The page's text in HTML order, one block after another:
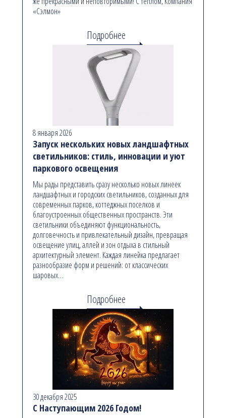
«Сэлмон»
Подробнее
8 января 2026
Запуск нескольких новых ландшафтных
светильников: стиль, инновации и уют
паркового освещения
Мы рады представить сразу несколько новых линеек
ландшафтных и городских светильников, созданных для
современных парков, коттеджных поселков и
благоустроенных общественных пространств. Эти
светильники объединяют функциональность,
долговечность и привлекательный дизайн, превращая
освещение улиц, аллей и зон отдыха в стильный
архитектурный элемент. Каждая линейка предлагает
разнообразие форм и решений: от классических
шаровых…
Подробнее
30 декабря 2025
С Наступающим 2026 Годом!